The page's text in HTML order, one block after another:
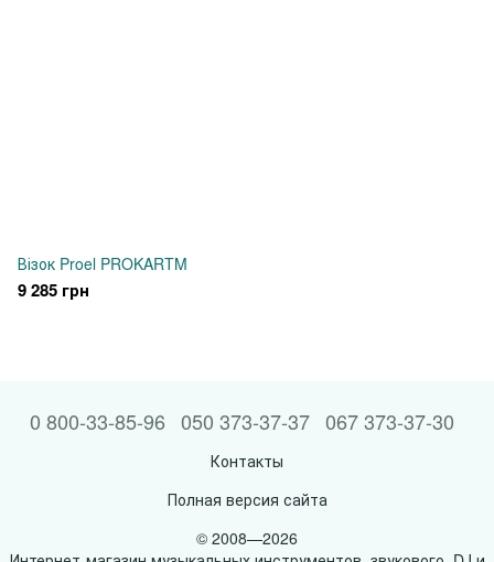
Візок Proel PROKARTM
9 285 грн
0 800-33-85-96 050 373-37-37 067 373-37-30
Контакты
Полная версия сайта
© 2008—2026